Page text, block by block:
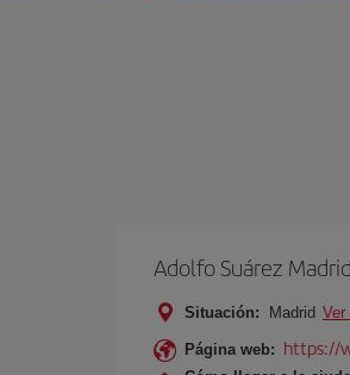
Adolfo Suárez
Situación: Madrid Ver
Página web: https://